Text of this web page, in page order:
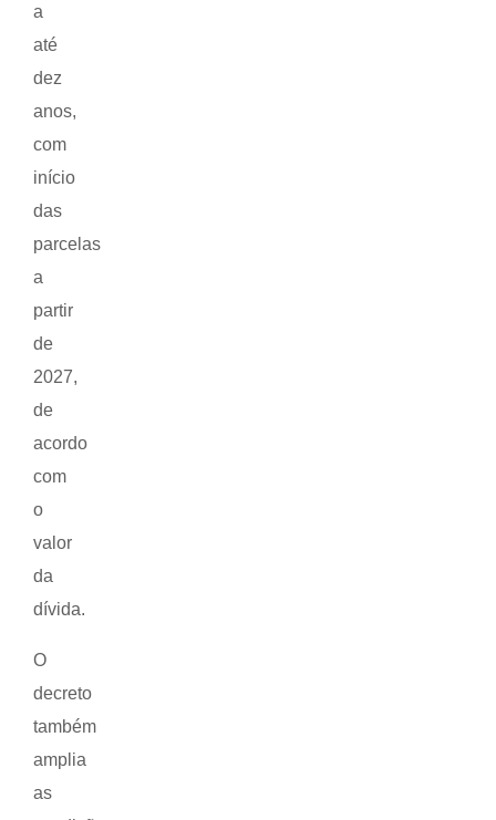
a
até
dez
anos,
com
início
das
parcelas
a
partir
de
2027,
de
acordo
com
o
valor
da
dívida.
O
decreto
também
amplia
as